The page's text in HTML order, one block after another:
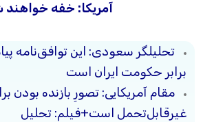
آمریکا: خفه
تحلیلگر سعودی: این توافق‌نامه
برابر حکومت ایران است
مقام آمریکایی: تصورِ بازنده بودن
غیرقابل‌تحمل است+فیلم: تحلیل